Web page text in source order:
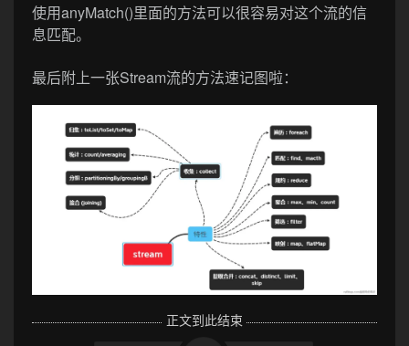
使用anyMatch()里面的方法可以很容易对这个流的信
息匹配。
最后附上一张Stream流的方法速记图啦：
正文到此结束